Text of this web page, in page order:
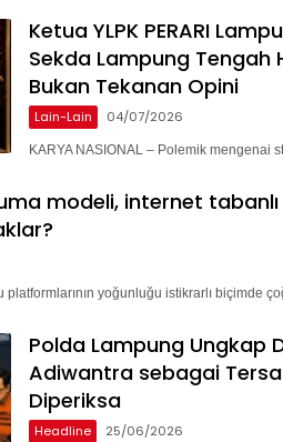
Ketua YLPK PERARI
Sekda Lampung Tengah
Bukan Tekanan Opini
Lain-Lain 04/07/2026
KARYA NASIONAL – Polemik
modeli, internet
yoğunluğu istikrarlı biçimde
Polda Lampung Ungkap
Adiwantra sebagai
Diperiksa
Headline 25/06/2026